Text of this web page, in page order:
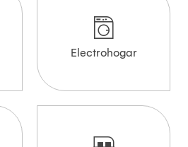
Electrohogar